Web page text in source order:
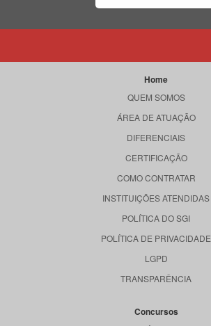
Home
QUEM SOMOS
ÁREA DE ATUAÇÃO
DIFERENCIAIS
CERTIFICAÇÃO
COMO CONTRATAR
INSTITUIÇÕES ATENDIDAS
POLÍTICA DO SGI
POLÍTICA DE PRIVACIDADE
LGPD
TRANSPARÊNCIA
Concursos